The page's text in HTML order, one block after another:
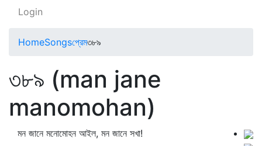
Login
HomeSongsপ্রেম৩৮৯
৩৮৯ (man jane
manomohan)
মন জানে মনোমোহন আইল, মন জানে সখা!